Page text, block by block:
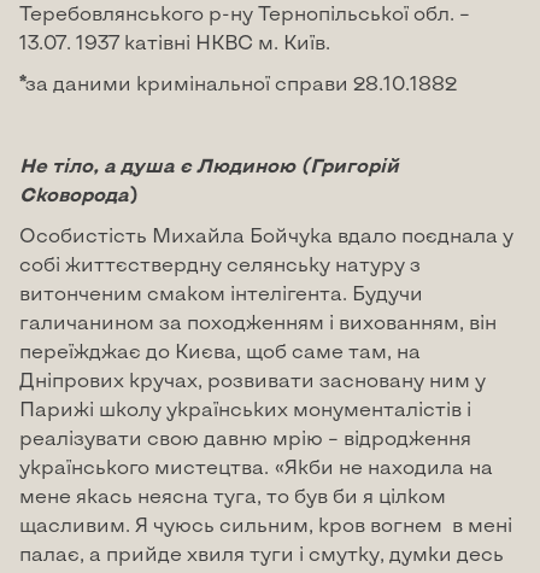
Теребовлянського р-ну Тернопільської обл. –
13.07. 1937 катівні НКВС м. Київ.
*за даними кримінальної справи 28.10.1882
Не тіло, а душа є Людиною (Григорій
Сковорода)
Особистість Михайла Бойчука вдало поєднала у
собі життєствердну селянську натуру з
витонченим смаком інтелігента. Будучи
галичанином за походженням і вихованням, він
переїжджає до Києва, щоб саме там, на
Дніпрових кручах, розвивати засновану ним у
Парижі школу українських монументалістів і
реалізувати свою давню мрію – відродження
українського мистецтва. «Якби не находила на
мене якась неясна туга, то був би я цілком
щасливим. Я чуюсь сильним, кров вогнем в мені
палає, а прийде хвиля туги і смутку, думки десь